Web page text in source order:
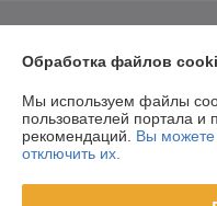
Обработка файлов
Мы используем файлы
пользователей портала и
рекомендаций. Вы можете
отключить их.